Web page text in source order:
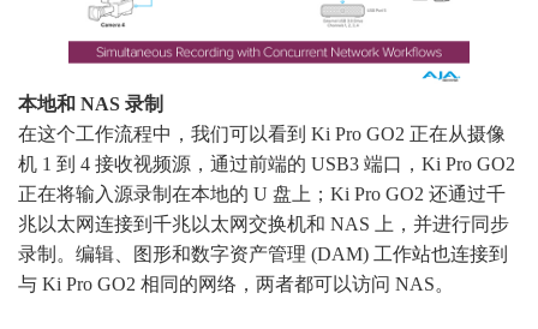
本地和 NAS 录制
在这个工作流程中，我们可以看到 Ki Pro GO2 正在从摄像
机 1 到 4 接收视频源，通过前端的 USB3 端口，Ki Pro GO2
正在将输入源录制在本地的 U 盘上；Ki Pro GO2 还通过千
兆以太网连接到千兆以太网交换机和 NAS 上，并进行同步
录制。编辑、图形和数字资产管理 (DAM) 工作站也连接到
与 Ki Pro GO2 相同的网络，两者都可以访问 NAS。